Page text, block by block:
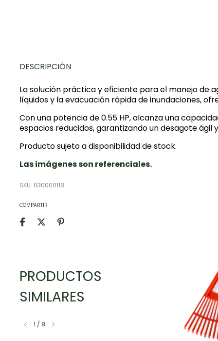
DESCRIPCIÓN
La solución práctica y eficiente para el manejo de
líquidos y la evacuación rápida de inundaciones,
Con una potencia de 0.55 HP, alcanza una
espacios reducidos, garantizando un desagote ágil
Producto sujeto a disponibilidad de stock.
Las imágenes son referenciales.
SKU: 030000118
COMPARTIR
PRODUCTOS
SIMILARES
1 / 8